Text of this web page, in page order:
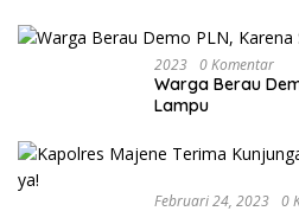
2023 0 Komentar
Warga Berau
Lampu
Februari 24, 2023 0